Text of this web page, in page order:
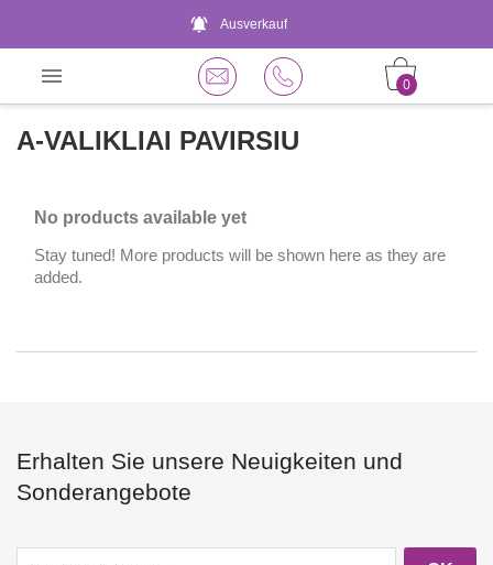
notifications_active Ausverkauf
 0
A-VALIKLIAI PAVIRSIU
No products available yet
Stay tuned! More products will be shown here as they are
added.
Erhalten Sie unsere Neuigkeiten und
Sonderangebote